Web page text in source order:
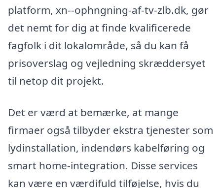
platform, xn--ophngning-af-tv-zlb.dk, gør
det nemt for dig at finde kvalificerede
fagfolk i dit lokalområde, så du kan få
prisoverslag og vejledning skræddersyet
til netop dit projekt.
Det er værd at bemærke, at mange
firmaer også tilbyder ekstra tjenester som
lydinstallation, indendørs kabelføring og
smart home-integration. Disse services
kan være en værdifuld tilføjelse, hvis du